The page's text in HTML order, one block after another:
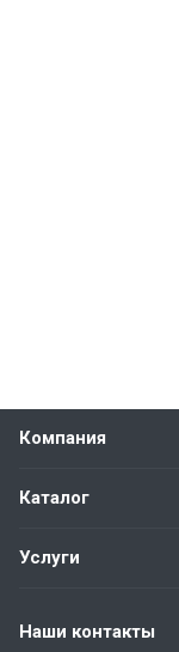
Компания
Каталог
Услуги
Наши контакты